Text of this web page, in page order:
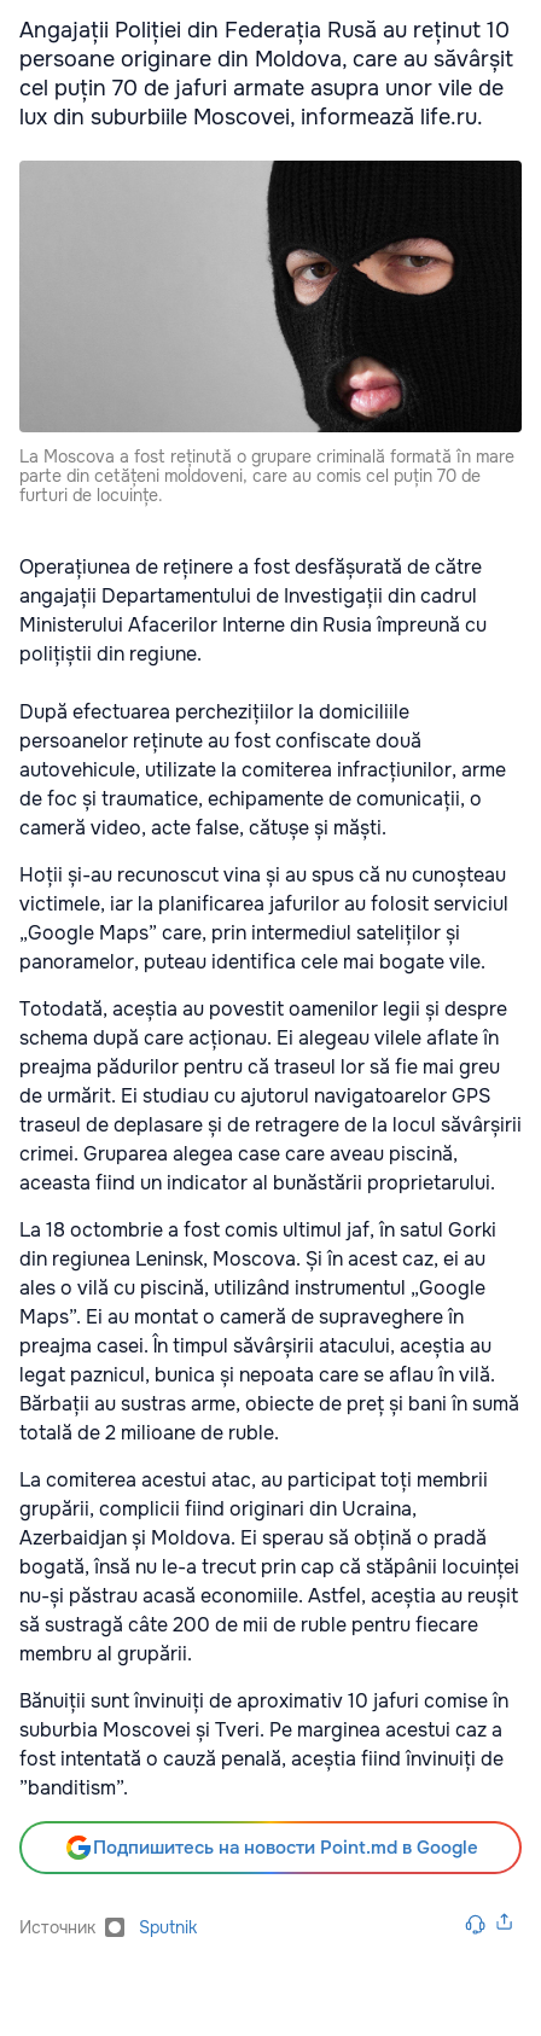
Angajații Poliției din Federația Rusă au reținut 10
persoane originare din Moldova, care au săvârșit
cel puțin 70 de jafuri armate asupra unor vile de
lux din suburbiile Moscovei, informează life.ru.
La Moscova a fost reținută o grupare criminală formată în mare
parte din cetățeni moldoveni, care au comis cel puțin 70 de
furturi de locuințe.
Operațiunea de reținere a fost desfășurată de către
angajații Departamentului de Investigații din cadrul
Ministerului Afacerilor Interne din Rusia împreună cu
polițiștii din regiune.
După efectuarea perchezițiilor la domiciliile
persoanelor reținute au fost confiscate două
autovehicule, utilizate la comiterea infracțiunilor, arme
de foc și traumatice, echipamente de comunicații, o
cameră video, acte false, cătușe și măști.
Hoții și-au recunoscut vina și au spus că nu cunoșteau
victimele, iar la planificarea jafurilor au folosit serviciul
„Google Maps” care, prin intermediul sateliților și
panoramelor, puteau identifica cele mai bogate vile.
Totodată, aceștia au povestit oamenilor legii și despre
schema după care acționau. Ei alegeau vilele aflate în
preajma pădurilor pentru că traseul lor să fie mai greu
de urmărit. Ei studiau cu ajutorul navigatoarelor GPS
traseul de deplasare și de retragere de la locul săvârșirii
crimei. Gruparea alegea case care aveau piscină,
aceasta fiind un indicator al bunăstării proprietarului.
La 18 octombrie a fost comis ultimul jaf, în satul Gorki
din regiunea Leninsk, Moscova. Și în acest caz, ei au
ales o vilă cu piscină, utilizând instrumentul „Google
Maps”. Ei au montat o cameră de supraveghere în
preajma casei. În timpul săvârșirii atacului, aceștia au
legat paznicul, bunica și nepoata care se aflau în vilă.
Bărbații au sustras arme, obiecte de preț și bani în sumă
totală de 2 milioane de ruble.
La comiterea acestui atac, au participat toți membrii
grupării, complicii fiind originari din Ucraina,
Azerbaidjan și Moldova. Ei sperau să obțină o pradă
bogată, însă nu le-a trecut prin cap că stăpânii locuinței
nu-și păstrau acasă economiile. Astfel, aceștia au reușit
să sustragă câte 200 de mii de ruble pentru fiecare
membru al grupării.
Bănuiții sunt învinuiți de aproximativ 10 jafuri comise în
suburbia Moscovei și Tveri. Pe marginea acestui caz a
fost intentată o cauză penală, aceștia fiind învinuiți de
”banditism”.
Подпишитесь на новости Point.md в Google
Источник Sputnik